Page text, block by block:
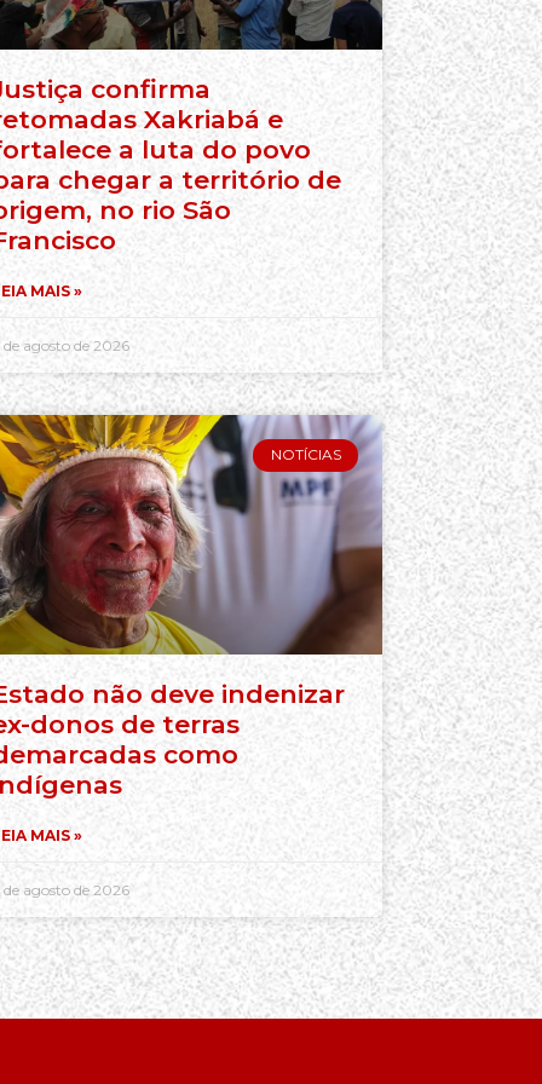
confirma
Xakriabá e
a luta do povo
chegar a território de
no rio São
MAIS »
de agosto de 2026
NOTÍCIAS
não deve indenizar
donos de terras
como
MAIS »
de agosto de 2026